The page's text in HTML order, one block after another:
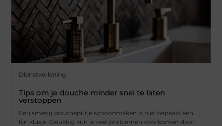
Dienstverlening
Tips om je douche minder snel te laten
verstoppen
Een smerig doucheputje schoonmaken is niet bepaald een
fijn klusje. Gelukkig kun je veel problemen voorkomen door